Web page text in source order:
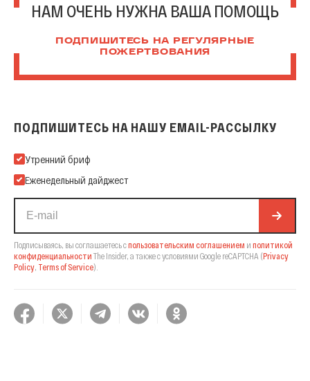
НАМ ОЧЕНЬ НУЖНА ВАША ПОМОЩЬ
ПОДПИШИТЕСЬ НА РЕГУЛЯРНЫЕ
ПОЖЕРТВОВАНИЯ
ПОДПИШИТЕСЬ НА НАШУ EMAIL-РАССЫЛКУ
Подпишитесь на нашу Email-рассылку
Утренний бриф
Еженедельный дайджест
Подписываясь, вы соглашаетесь спользовательским соглашением и политикой
конфиденциальности The Insider, а также с условиями Google reCAPTCHA (Privacy
Policy, Terms of Service).